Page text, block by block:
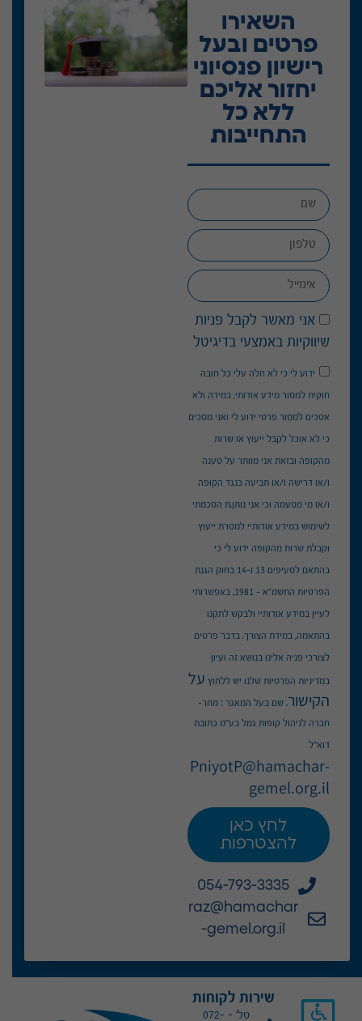
השאירו
פרטים ובעל
רישיון פנסיוני
יחזור אליכם
ללא כל
התחייבות
אני מאשר לקבל פניות
שיווקיות באמצעי בדיגיטל
ידוע לי כי לא חלה עלי כל חובה
חוקית למסור מידע אודותי, במידה ולא
אסכים למסור פרטי ידוע לי ואני מסכים
כי לא אוכל לקבל ייעוץ או שרות
מהקופה ובזאת אני מוותר על טענה
ו/או דרישה ו/או תביעה כנגד הקופה
ו/או מי מטעמה וכי אני נותן.ת הסכמתי
לשימוש במידע אודותיי למטרת ייעוץ
וקבלת שרות מהקופה ידוע לי כי
בהתאם לסעיפים 13 ו-14 בחוק הגנת
הפרטיות התשמ"א – 1981, באפשרותי
לעיין במידע אודותיי ולבקש לתקנו
בהתאמה, במידת הצורך. בדבר פרטים
לצורכי פניה אלינו בנושא זה ועיון
במדיניות הפרטיות שלנו יש ללחוץ על
הקישור. שם בעל המאגר : מחר-
חברה לניהול קופות גמל בע"מ כתובת
דוא"ל
PniyotP@hamachar-
gemel.org.il
לחץ כאן
להצטרפות
054-793-3335
raz@hamachar
-gemel.org.il
שירות לקוחות
טל' - 072-